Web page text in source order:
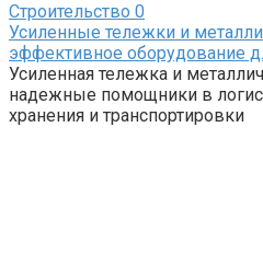
Строительство 0
Усиленные тележки и
эффективное оборудование
Усиленная тележка и
надежные помощники в
хранения и транспортировки